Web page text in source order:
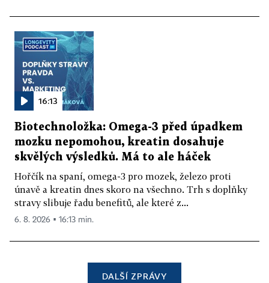
16:13
Biotechnoložka: Omega-3 před úpadkem
mozku nepomohou, kreatin dosahuje
skvělých výsledků. Má to ale háček
Hořčík na spaní, omega-3 pro mozek, železo proti
únavě a kreatin dnes skoro na všechno. Trh s doplňky
stravy slibuje řadu benefitů, ale které z...
6. 8. 2026 ▪ 16:13 min.
DALŠÍ ZPRÁVY